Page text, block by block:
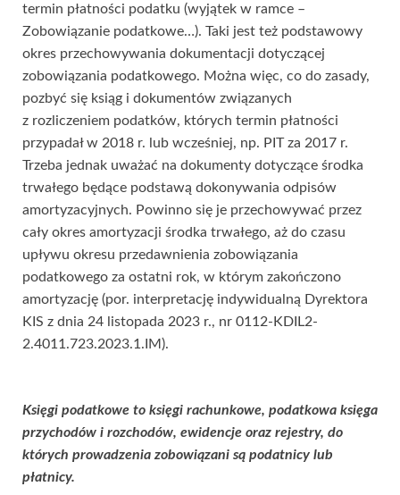
termin płatności podatku (wyjątek w ramce –
Zobowiązanie podatkowe…). Taki jest też podstawowy
okres przechowywania dokumentacji dotyczącej
zobowiązania podatkowego. Można więc, co do zasady,
pozbyć się ksiąg i dokumentów związanych
z rozliczeniem podatków, których termin płatności
przypadał w 2018 r. lub wcześniej, np. PIT za 2017 r.
Trzeba jednak uważać na dokumenty dotyczące środka
trwałego będące podstawą dokonywania odpisów
amortyzacyjnych. Powinno się je przechowywać przez
cały okres amortyzacji środka trwałego, aż do czasu
upływu okresu przedawnienia zobowiązania
podatkowego za ostatni rok, w którym zakończono
amortyzację (por. interpretację indywidualną Dyrektora
KIS z dnia 24 listopada 2023 r., nr 0112-KDIL2-
2.4011.723.2023.1.IM).
Księgi podatkowe to księgi rachunkowe, podatkowa księga
przychodów i rozchodów, ewidencje oraz rejestry, do
których prowadzenia zobowiązani są podatnicy lub
płatnicy.